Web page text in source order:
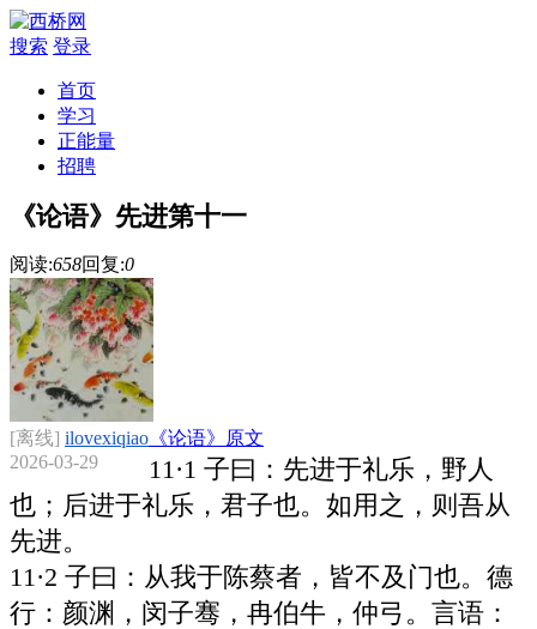
搜索 登录
首页
学习
正能量
招聘
《论语》先进第十一
阅读:658回复:0
[离线] ilovexiqiao
2026-03-29
《论语》原文
11·1 子曰：先进于礼乐，野人
也；后进于礼乐，君子也。如用之，则吾从
先进。
11·2 子曰：从我于陈蔡者，皆不及门也。德
行：颜渊，闵子骞，冉伯牛，仲弓。言语：